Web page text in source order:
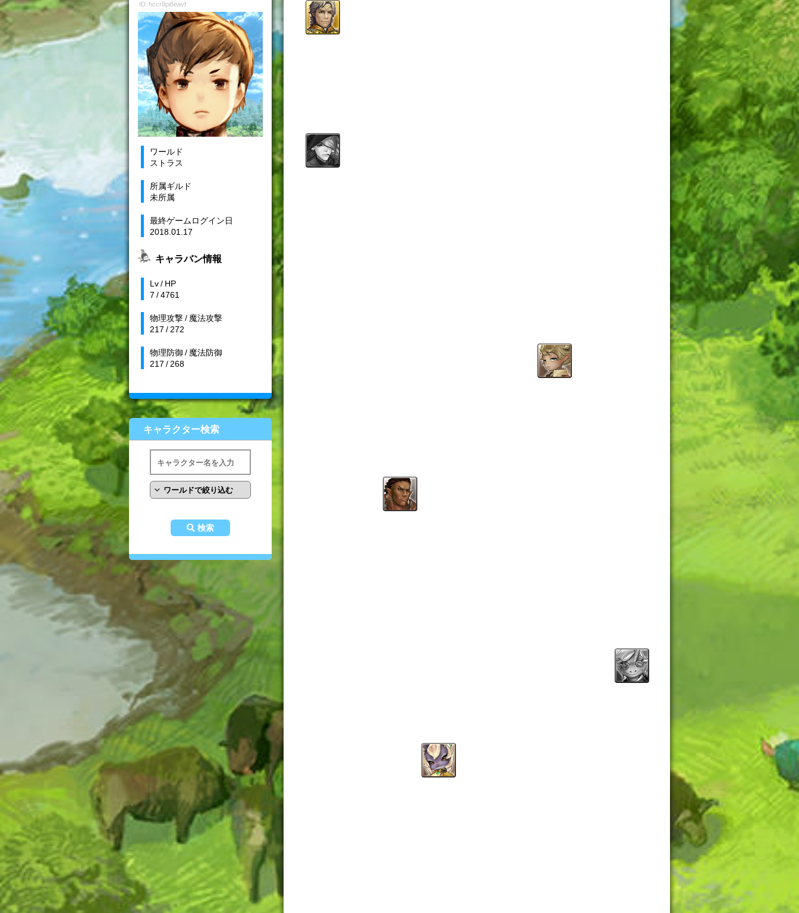
ID: hccr8pi8eavf
ワールド
ストラス
所属ギルド
未所属
最終ゲームログイン日
2018.01.17
キャラバン情報
Lv / HP
7 / 4761
物理攻撃 / 魔法攻撃
217 / 272
物理防御 / 魔法防御
217 / 268
キャラクター検索
検索